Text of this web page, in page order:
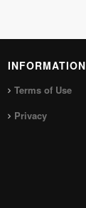
INFORMATION
Terms of Use
Privacy